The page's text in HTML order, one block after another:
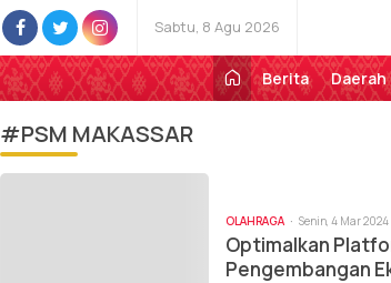
Sabtu, 8 Agu 2026
Berita
Daerah
#PSM MAKASSAR
OLAHRAGA Senin, 4 Mar
Optimalkan
Pengembangan